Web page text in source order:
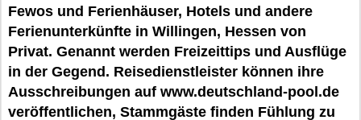
Fewos und Ferienhäuser, Hotels und andere
Ferienunterkünfte in Willingen, Hessen von
Privat. Genannt werden Freizeittips und Ausflüge
in der Gegend. Reisedienstleister können ihre
Ausschreibungen auf www.deutschland-pool.de
veröffentlichen, Stammgäste finden Fühlung zu